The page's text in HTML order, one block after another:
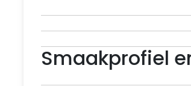
Smaakprofiel